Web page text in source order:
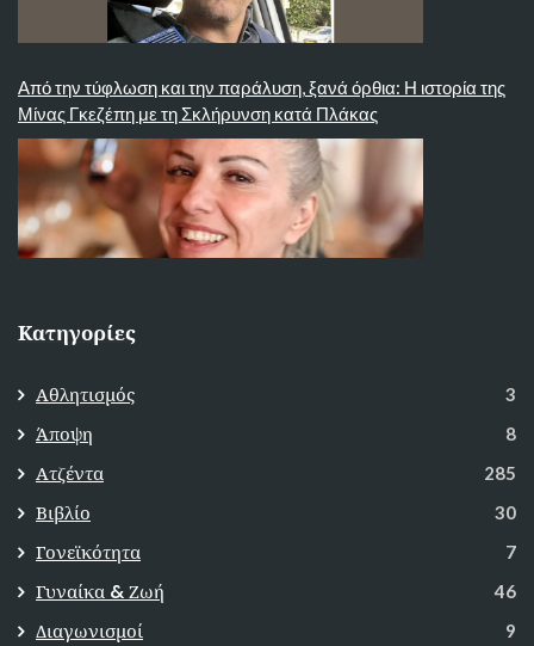
Από την τύφλωση και την παράλυση, ξανά όρθια: Η ιστορία της
Μίνας Γκεζέπη με τη Σκλήρυνση κατά Πλάκας
Κατηγορίες
Αθλητισμός 3
Άποψη 8
Ατζέντα 285
Βιβλίο 30
Γονεϊκότητα 7
Γυναίκα & Ζωή 46
Διαγωνισμοί 9